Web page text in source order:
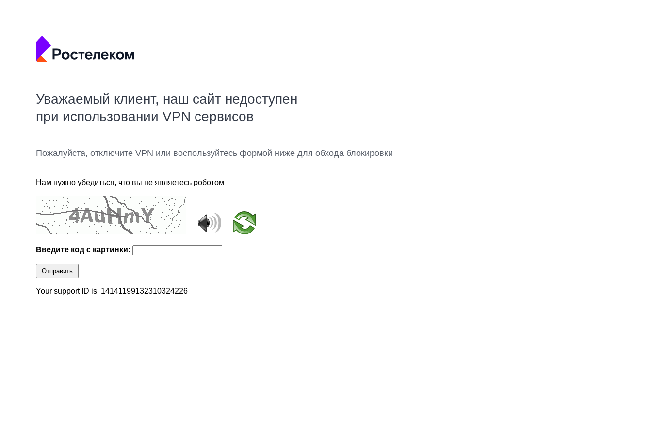
Уважаемый клиент, наш сайт недоступен
при использовании VPN сервисов
Пожалуйста, отключите VPN или воспользуйтесь формой ниже для обхода блокировки
Нам нужно убедиться, что вы не являетесь роботом
Введите код с картинки:
Отправить
Your support ID is: 14141199132310324226